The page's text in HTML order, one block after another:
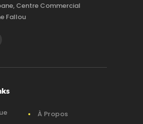
Centre Commercial
Fallou
À Propos